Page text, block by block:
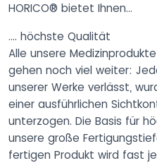
HORICO® bietet Ihnen…
…. höchste Qualität
Alle unsere
gehen noch viel weiter:
unserer Werke verlässt,
einer ausführlichen
unterzogen. Die Basis für
unsere große
fertigen Produkt wird fast